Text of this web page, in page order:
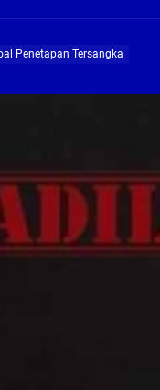
Seketi dan Urangagung
Kapabel, Komisi B Dua
Penetapan Tersangka